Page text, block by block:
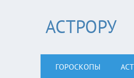
АСТРОРУ
ГОРОСКОПЫ